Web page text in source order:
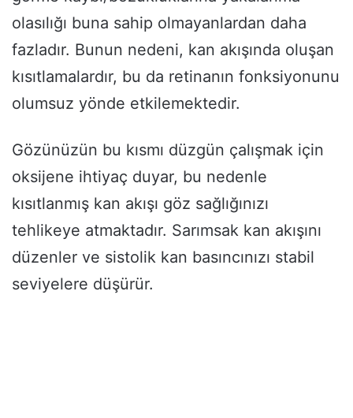
olasılığı buna sahip olmayanlardan daha
fazladır. Bunun nedeni, kan akışında oluşan
kısıtlamalardır, bu da retinanın fonksiyonunu
olumsuz yönde etkilemektedir.
Gözünüzün bu kısmı düzgün çalışmak için
oksijene ihtiyaç duyar, bu nedenle
kısıtlanmış kan akışı göz sağlığınızı
tehlikeye atmaktadır. Sarımsak kan akışını
düzenler ve sistolik kan basıncınızı stabil
seviyelere düşürür.